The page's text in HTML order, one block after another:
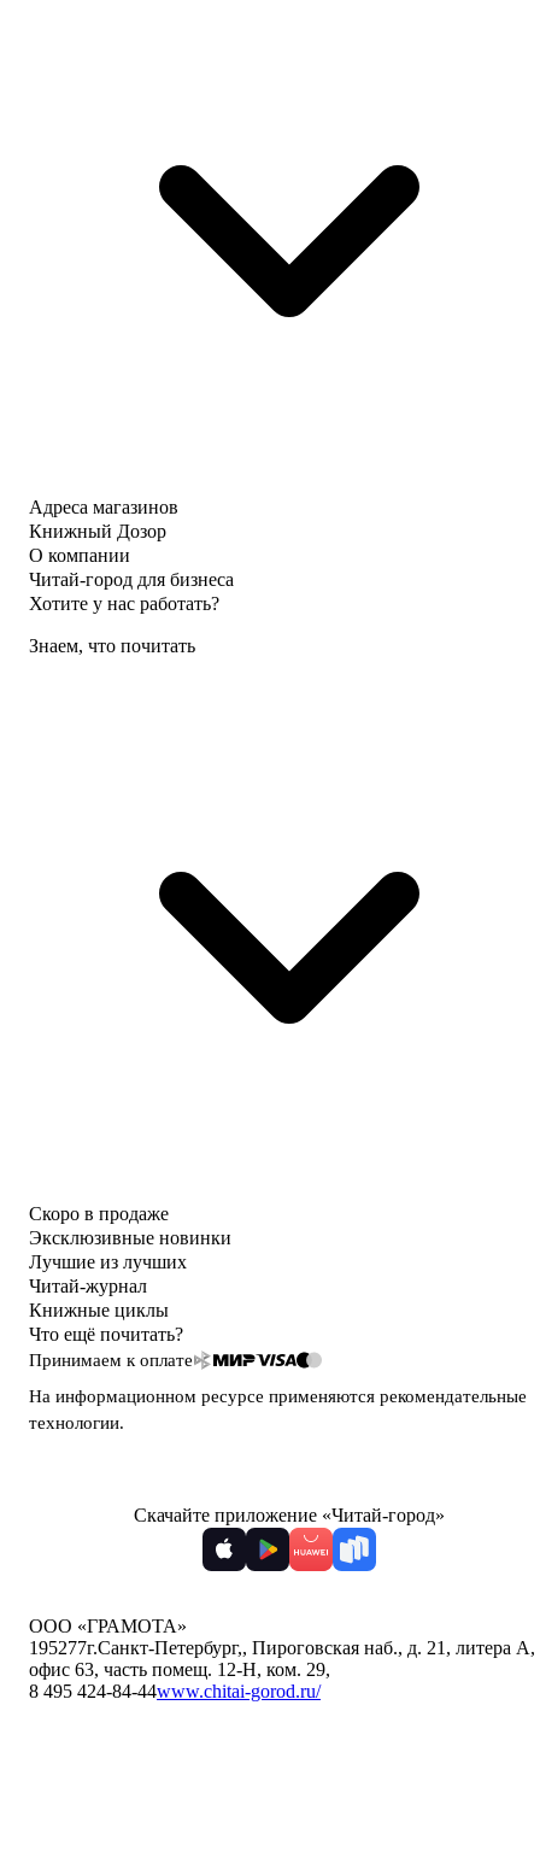
Адреса магазинов
Книжный Дозор
О компании
Читай-город для бизнеса
Хотите у нас работать?
Знаем, что почитать
Скоро в продаже
Эксклюзивные новинки
Лучшие из лучших
Читай-журнал
Книжные циклы
Что ещё почитать?
Принимаем к оплате
На информационном ресурсе применяются рекомендательные
технологии.
Скачайте приложение «Читай-город»
ООО «ГРАМОТА»
195277г.Санкт-Петербург,, Пироговская наб., д. 21, литера А,
офис 63, часть помещ. 12-Н, ком. 29,
8 495 424-84-44www.chitai-gorod.ru/